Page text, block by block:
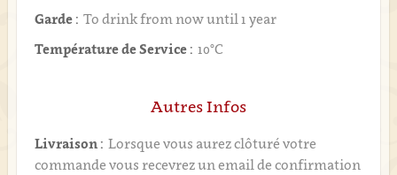
Garde : To drink from now until 1 year
Température de Service : 10°C
Autres Infos
Livraison : Lorsque vous aurez clôturé votre
commande vous recevrez un email de confirmation